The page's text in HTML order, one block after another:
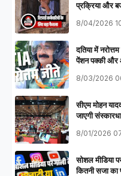
प्रक्रिया और
8/04/2026
दतिया में
पेंशन पक्की और
8/03/2026
सीएम मोहन
जाएगी
8/01/2026
सोशल मीडिया
कितनी सजा